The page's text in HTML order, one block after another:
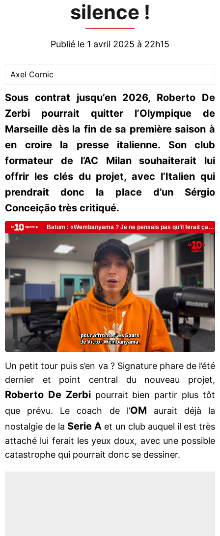
silence !
Publié le 1 avril 2025 à 22h15
Axel Cornic
Sous contrat jusqu’en 2026, Roberto De
Zerbi pourrait quitter l’Olympique de
Marseille dès la fin de sa première saison à
en croire la presse italienne. Son club
formateur de l’AC Milan souhaiterait lui
offrir les clés du projet, avec l’Italien qui
prendrait donc la place d’un Sérgio
Conceição très critiqué.
Un petit tour puis s’en va ? Signature phare de l’été
dernier et point central du nouveau projet,
Roberto De Zerbi pourrait bien partir plus tôt
que prévu. Le coach de l’OM aurait déjà la
nostalgie de la Serie A et un club auquel il est très
attaché lui ferait les yeux doux, avec une possible
catastrophe qui pourrait donc se dessiner.